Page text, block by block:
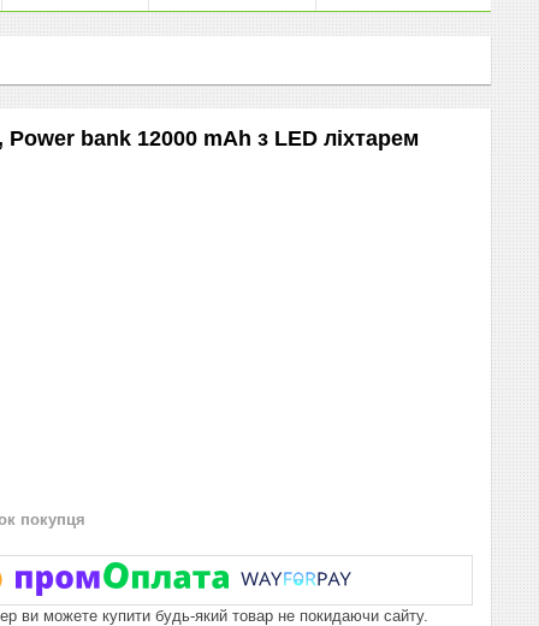
bank 12000 mAh з LED ліхтарем
покупця
ви можете купити будь-який товар не покидаючи сайту.